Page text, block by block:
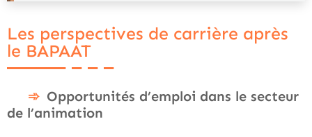
Les perspectives de carrière après
le BAPAAT
Opportunités d’emploi dans le secteur
de l’animation